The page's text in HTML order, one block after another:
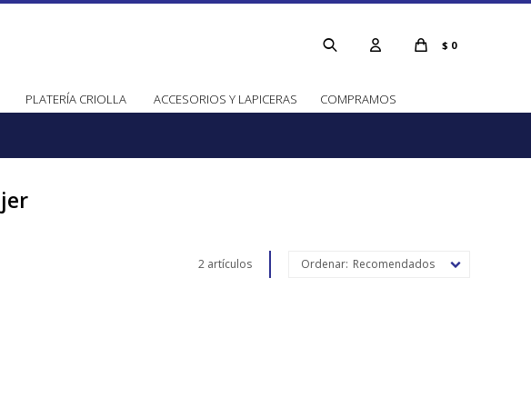
PLATERÍA CRIOLLA ACCESORIOS Y LAPICERAS COMPRAMOS
$ 0
2 artículos Recomendados